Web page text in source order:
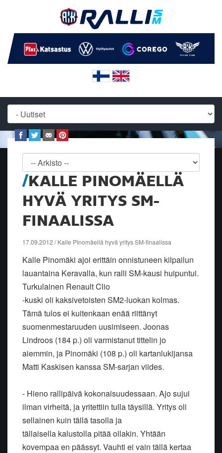
KALLE PINOMÄELLÄ
HYVÄ YRITYS SM-
FINAALISSA
17.09.2012 / Kalle PInomäellä hyvä yritys SM-finaalissa
Kalle Pinomäki ajoi erittäin onnistuneen kilpailun
lauantaina Keravalla, kun ralli SM-kausi huipuntui.
Turkulainen Renault Clio
-kuski oli kaksivetoisten SM2-luokan kolmas.
Tämä tulos ei kuitenkaan enää riittänyt
suomenmestaruuden uusimiseen. Joonas
Lindroos (184 p.) oli varmistanut tittelin jo
aiemmin, ja Pinomäki (108 p.) oli kartanlukijansa
Matti Kaskisen kanssa SM-sarjan viides.
- Hieno rallipäivä kokonaisuudessaan. Ajo sujui
ilman virheitä, ja yritettiin tulla täysillä. Yritys oli
sellainen kuin tällä tasolla ja
tällaisella kalustolla pitää ollakin. Yhtään
kovempaa en päässyt. Vauhti ei vain tällä kertaa